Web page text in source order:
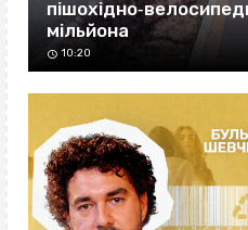
мільйона
10:20